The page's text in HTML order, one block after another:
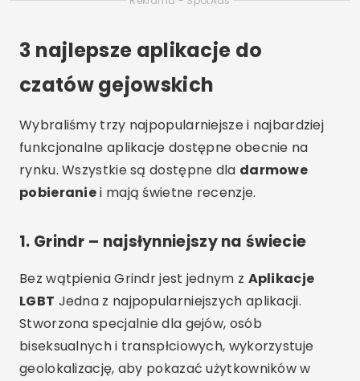
3 najlepsze aplikacje do
czatów gejowskich
Wybraliśmy trzy najpopularniejsze i najbardziej
funkcjonalne aplikacje dostępne obecnie na
rynku. Wszystkie są dostępne dla darmowe
pobieraniei mają świetne recenzje.
1. Grindr – najsłynniejszy na świecie
Bez wątpienia Grindr jest jednym z Aplikacje
LGBT Jedna z najpopularniejszych aplikacji.
Stworzona specjalnie dla gejów, osób
biseksualnych i transpłciowych, wykorzystuje
geolokalizację, aby pokazać użytkowników w